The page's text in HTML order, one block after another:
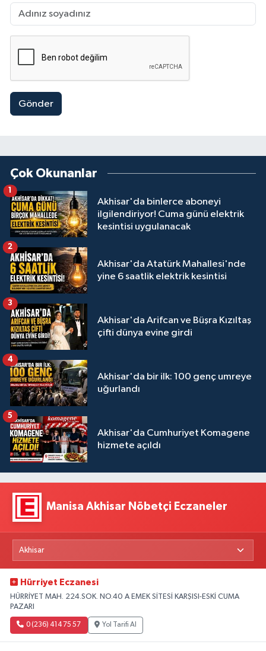
Gönder
Çok Okunanlar
Akhisar'da binlerce aboneyi
ilgilendiriyor! Cuma günü elektrik
kesintisi uygulanacak
Akhisar'da Atatürk Mahallesi'nde
yine 6 saatlik elektrik kesintisi
2
Akhisar'da Arifcan ve Büşra Kızıltaş
çifti dünya evine girdi
3
Akhisar'da bir ilk: 100 genç umreye
uğurlandı
4
Akhisar'da Cumhuriyet Komagene
hizmete açıldı
5
Manisa Akhisar Nöbetçi Eczaneler
Hürriyet Eczanesi
HÜRRİYET MAH. 224.SOK. NO.40 A EMEK SİTESİ KARŞISI-ESKİ CUMA
PAZARI
0 (236) 414 75 57 Yol Tarifi Al